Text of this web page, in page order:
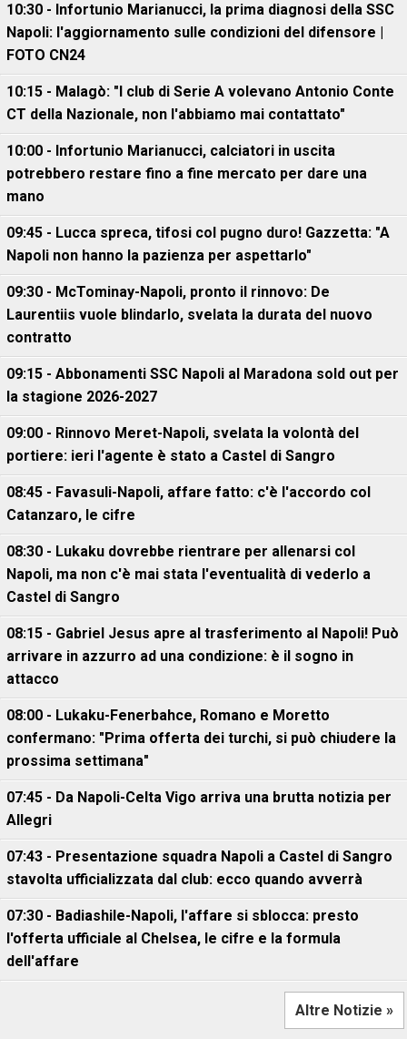
10:30 - Infortunio Marianucci, la prima diagnosi della SSC
Napoli: l'aggiornamento sulle condizioni del difensore |
FOTO CN24
10:15 - Malagò: "I club di Serie A volevano Antonio Conte
CT della Nazionale, non l'abbiamo mai contattato"
10:00 - Infortunio Marianucci, calciatori in uscita
potrebbero restare fino a fine mercato per dare una
mano
09:45 - Lucca spreca, tifosi col pugno duro! Gazzetta: "A
Napoli non hanno la pazienza per aspettarlo"
09:30 - McTominay-Napoli, pronto il rinnovo: De
Laurentiis vuole blindarlo, svelata la durata del nuovo
contratto
09:15 - Abbonamenti SSC Napoli al Maradona sold out per
la stagione 2026-2027
09:00 - Rinnovo Meret-Napoli, svelata la volontà del
portiere: ieri l'agente è stato a Castel di Sangro
08:45 - Favasuli-Napoli, affare fatto: c'è l'accordo col
Catanzaro, le cifre
08:30 - Lukaku dovrebbe rientrare per allenarsi col
Napoli, ma non c'è mai stata l'eventualità di vederlo a
Castel di Sangro
08:15 - Gabriel Jesus apre al trasferimento al Napoli! Può
arrivare in azzurro ad una condizione: è il sogno in
attacco
08:00 - Lukaku-Fenerbahce, Romano e Moretto
confermano: "Prima offerta dei turchi, si può chiudere la
prossima settimana"
07:45 - Da Napoli-Celta Vigo arriva una brutta notizia per
Allegri
07:43 - Presentazione squadra Napoli a Castel di Sangro
stavolta ufficializzata dal club: ecco quando avverrà
07:30 - Badiashile-Napoli, l'affare si sblocca: presto
l'offerta ufficiale al Chelsea, le cifre e la formula
dell'affare
Altre Notizie »